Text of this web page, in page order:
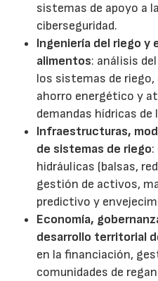
sistemas de apoyo a
ciberseguridad.
Ingeniería del riego y
alimentos: análisis
los sistemas de
ahorro energético y
demandas hídricas
Infraestructuras,
de sistemas de riego:
hidráulicas (balsas,
gestión de activos,
predictivo y
Economía,
desarrollo territorial
en la financiación,
comunidades de